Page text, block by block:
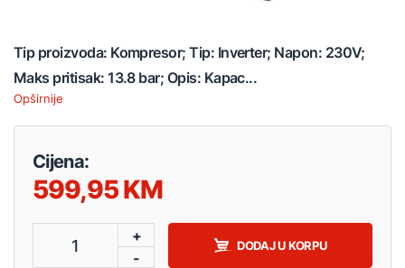
Tip proizvoda: Kompresor; Tip: Inverter; Napon: 230V;
Maks pritisak: 13.8 bar; Opis: Kapac...
Opširnije
Cijena:
599,95
1
+
-
DODAJ U KORPU